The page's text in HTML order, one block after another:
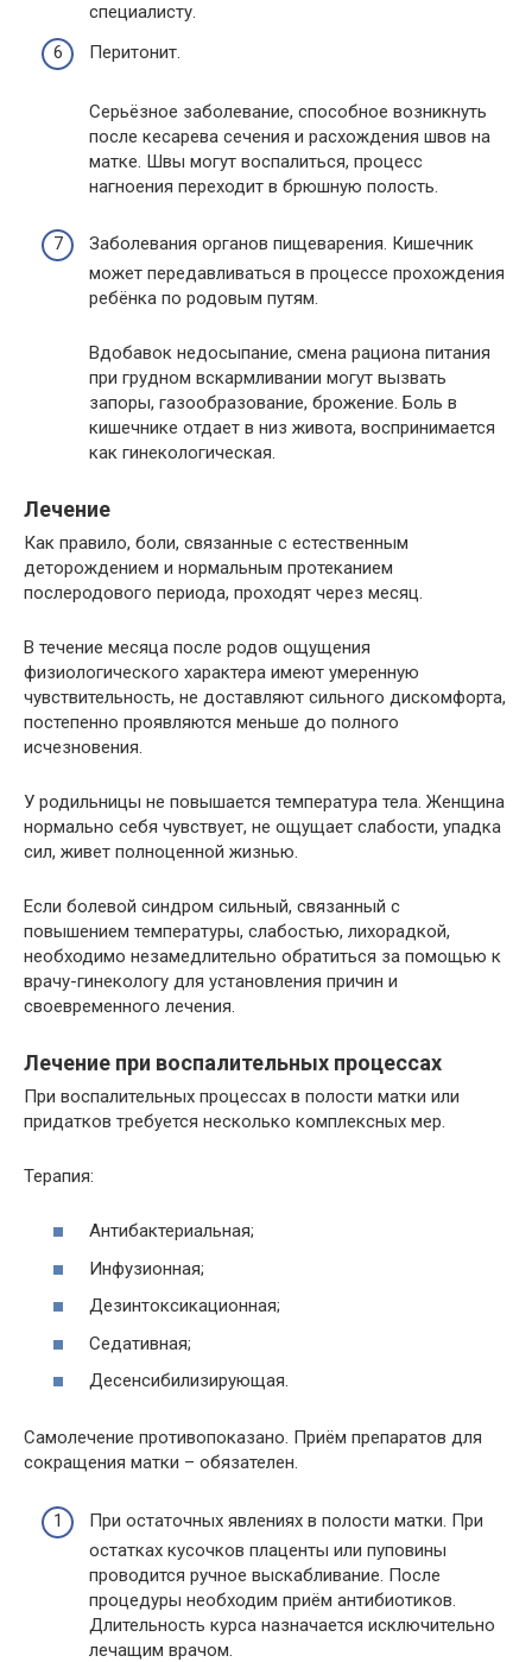
специалисту.
Перитонит.
Серьёзное заболевание, способное возникнуть
после кесарева сечения и расхождения швов на
матке. Швы могут воспалиться, процесс
нагноения переходит в брюшную полость.
Заболевания органов пищеварения. Кишечник
может передавливаться в процессе прохождения
ребёнка по родовым путям.
Вдобавок недосыпание, смена рациона питания
при грудном вскармливании могут вызвать
запоры, газообразование, брожение. Боль в
кишечнике отдает в низ живота, воспринимается
как гинекологическая.
Лечение
Как правило, боли, связанные с естественным
деторождением и нормальным протеканием
послеродового периода, проходят через месяц.
В течение месяца после родов ощущения
физиологического характера имеют умеренную
чувствительность, не доставляют сильного дискомфорта,
постепенно проявляются меньше до полного
исчезновения.
У родильницы не повышается температура тела. Женщина
нормально себя чувствует, не ощущает слабости, упадка
сил, живет полноценной жизнью.
Если болевой синдром сильный, связанный с
повышением температуры, слабостью, лихорадкой,
необходимо незамедлительно обратиться за помощью к
врачу-гинекологу для установления причин и
своевременного лечения.
Лечение при воспалительных процессах
При воспалительных процессах в полости матки или
придатков требуется несколько комплексных мер.
Терапия:
Антибактериальная;
Инфузионная;
Дезинтоксикационная;
Седативная;
Десенсибилизирующая.
Самолечение противопоказано. Приём препаратов для
сокращения матки – обязателен.
При остаточных явлениях в полости матки. При
остатках кусочков плаценты или пуповины
проводится ручное выскабливание. После
процедуры необходим приём антибиотиков.
Длительность курса назначается исключительно
лечащим врачом.